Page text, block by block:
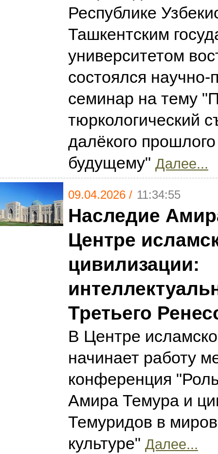
Республике
Ташкентским
университетом
состоялся научно-
семинар на тему
тюркологический
далёкого
будущему" Далее...
09.04.2026 / 11:34:55
Наследие
Центре
цивилизации:
Третьего
В Центре
начинает работу
конференция
Амира Темура и
Темуридов в
культуре" Далее...